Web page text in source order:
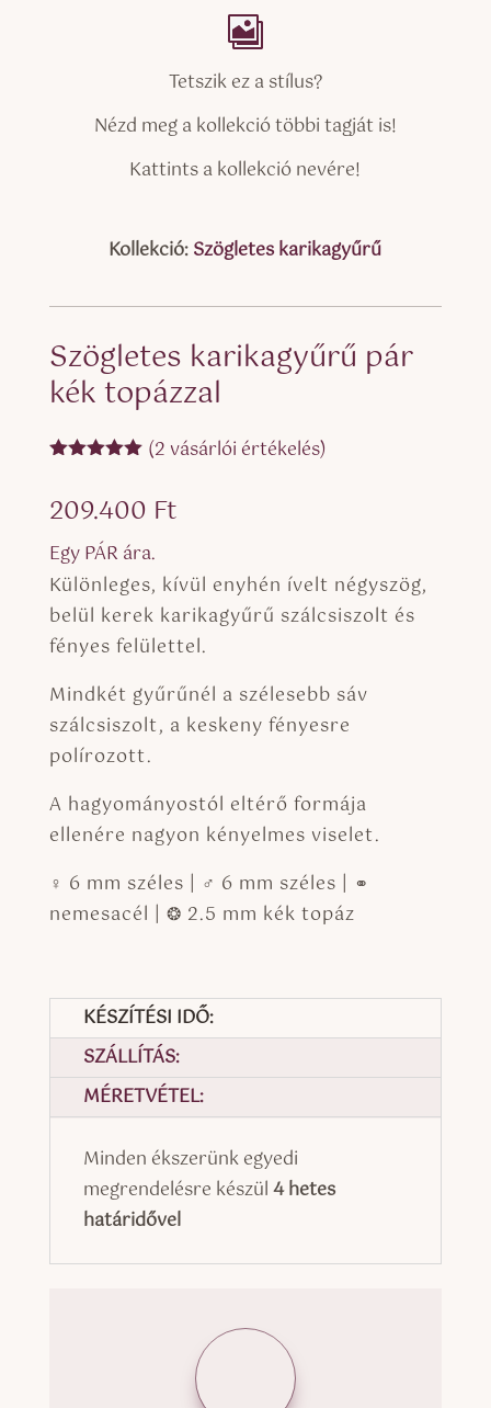
Tetszik ez a stílus?
Nézd meg a kollekció többi tagját is!
Kattints a kollekció nevére!
Kollekció:Szögletes karikagyűrű
Szögletes karikagyűrű pár
kék topázzal
ből,
értékelés
alapján
(2vásárlói értékelés)
209.400 Ft
Egy PÁR ára.
Különleges, kívül enyhén ívelt négyszög,
belül kerek karikagyűrű szálcsiszolt és
fényes felülettel.
Mindkét gyűrűnél a szélesebb sáv
szálcsiszolt, a keskeny fényesre
polírozott.
A hagyományostól eltérő formája
ellenére nagyon kényelmes viselet.
♀ 6 mm széles | ♂ 6 mm széles | ⚭
nemesacél | ❂ 2.5 mm kék topáz
KÉSZÍTÉSI IDŐ:
SZÁLLÍTÁS:
MÉRETVÉTEL:
Minden ékszerünk egyedi
megrendelésre készül4 hetes
határidővel